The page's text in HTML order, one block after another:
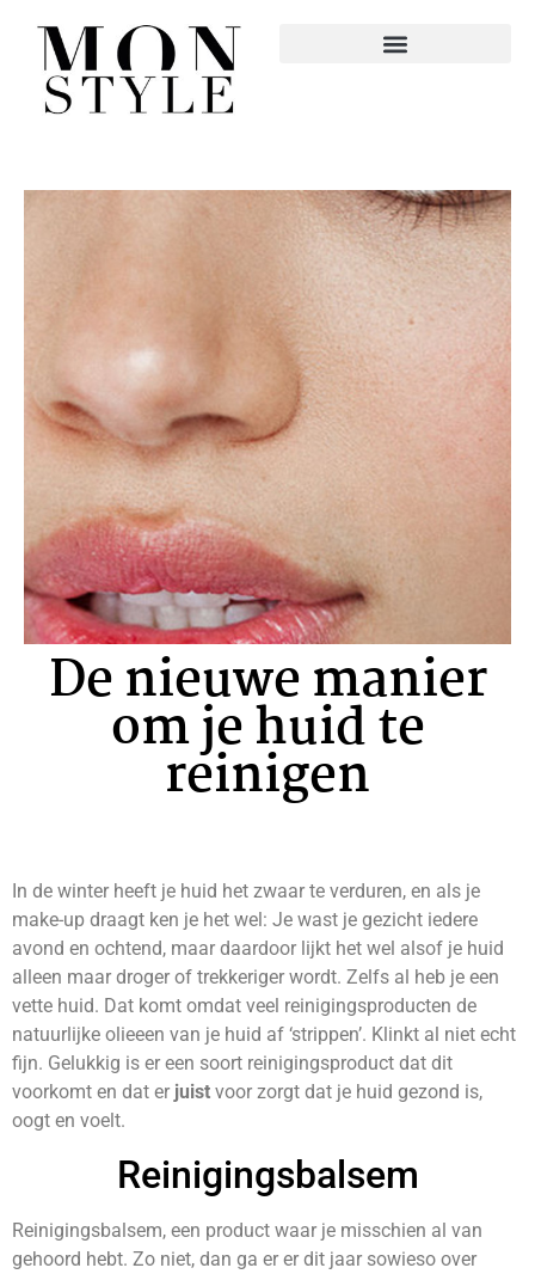
De nieuwe manier
om je huid te
reinigen
In de winter heeft je huid het zwaar te verduren, en als je
make-up draagt ken je het wel: Je wast je gezicht iedere
avond en ochtend, maar daardoor lijkt het wel alsof je huid
alleen maar droger of trekkeriger wordt. Zelfs al heb je een
vette huid. Dat komt omdat veel reinigingsproducten de
natuurlijke olieeen van je huid af ‘strippen’. Klinkt al niet echt
fijn. Gelukkig is er een soort reinigingsproduct dat dit
voorkomt en dat er juist voor zorgt dat je huid gezond is,
oogt en voelt.
Reinigingsbalsem
Reinigingsbalsem, een product waar je misschien al van
gehoord hebt. Zo niet, dan ga er er dit jaar sowieso over